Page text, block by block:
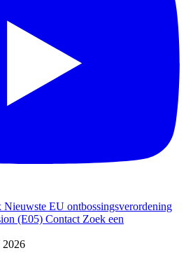
Nieuwste EU ontbossingsverordening
(E05) Contact Zoek een